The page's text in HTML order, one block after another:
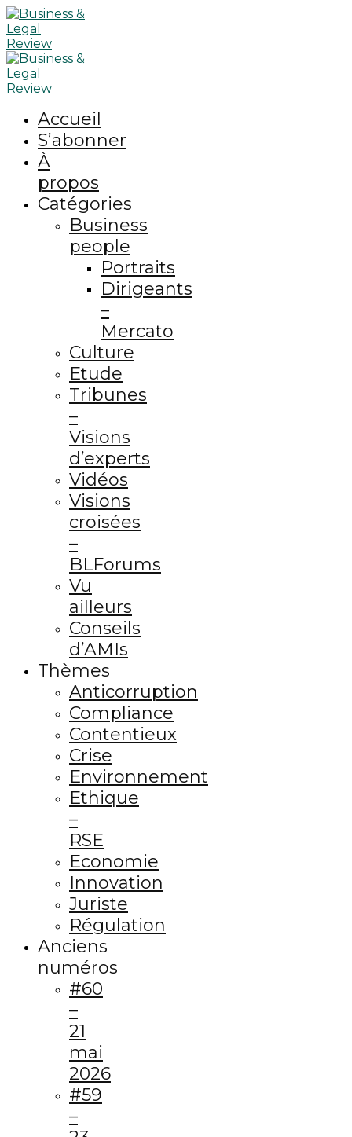
Accueil
S’abonner
À
propos
Catégories
Business
people
Portraits
Dirigeants
–
Mercato
Culture
Etude
Tribunes
–
Visions
d’experts
Vidéos
Visions
croisées
–
BLForums
Vu
ailleurs
Conseils
d’AMIs
Thèmes
Anticorruption
Compliance
Contentieux
Crise
Environnement
Ethique
–
RSE
Economie
Innovation
Juriste
Régulation
Anciens
numéros
#60
–
21
mai
2026
#59
–